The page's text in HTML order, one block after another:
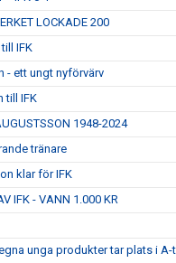
LOCKADE 200
IFK
- ett ungt nyförvärv
till IFK
1948-2024
tränare
klar för IFK
IFK - VANN 1.000 KR
unga produkter tar plats i A-